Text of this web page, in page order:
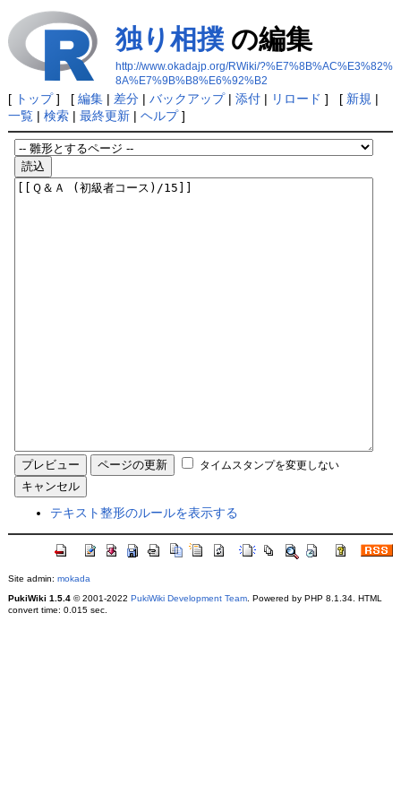
独り相撲の編集
http://www.okadajp.org/RWiki/?%E7%8B%AC%E3%82%
8A%E7%9B%B8%E6%92%B2
[ トップ] [ 編集| 差分| バックアップ| 添付| リロード ] [ 新規 |
一覧| 検索| 最終更新| ヘルプ]
タイムスタンプを変更しない
テキスト整形のルールを表示する
Site admin: mokada
PukiWiki 1.5.4© 2001-2022 PukiWiki Development Team. Powered by PHP 8.1.34. HTML
convert time: 0.015 sec.